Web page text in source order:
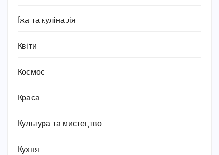
Їжа та кулінарія
Квіти
Космос
Краса
Культура та мистецтво
Кухня